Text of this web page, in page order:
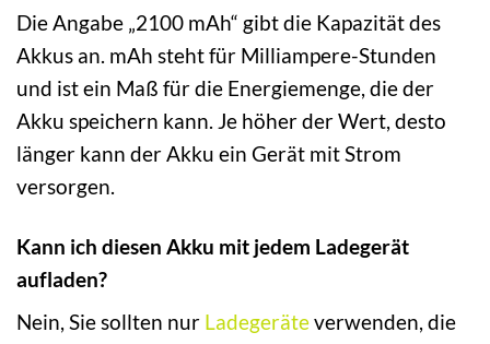
Die Angabe „2100 mAh“ gibt die Kapazität des
Akkus an. mAh steht für Milliampere-Stunden
und ist ein Maß für die Energiemenge, die der
Akku speichern kann. Je höher der Wert, desto
länger kann der Akku ein Gerät mit Strom
versorgen.
Kann ich diesen Akku mit jedem Ladegerät
aufladen?
Nein, Sie sollten nur Ladegeräteverwenden, die